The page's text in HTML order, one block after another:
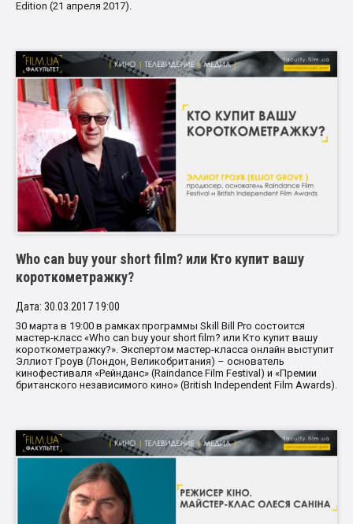
Edition (21 апреля 2017).
Who can buy your short film? или Кто купит вашу
короткометражку?
Дата: 30.03.2017 19:00
30 марта в 19:00 в рамках программы Skill Bill Pro состоится
мастер-класс «Who can buy your short film? или Кто купит вашу
короткометражку?». Экспертом мастер-класса онлайн выступит
Эллиот Гроув (Лондон, Великобритания) – основатель
кинофестиваля «Рейнданс» (Raindance Film Festival) и «Премии
британского независимого кино» (British Independent Film Awards).